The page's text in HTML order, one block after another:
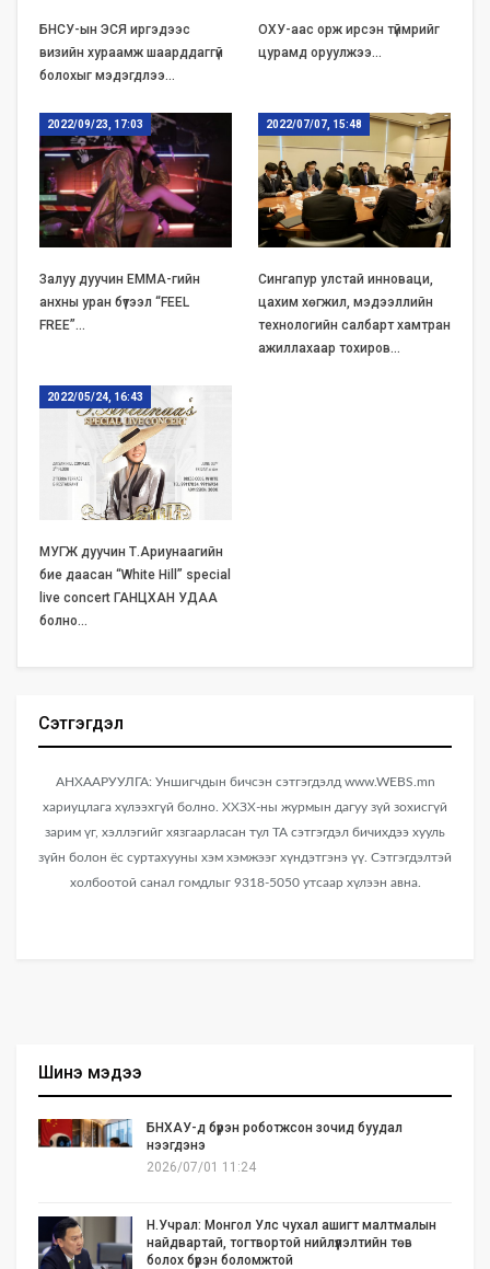
БНСУ-ын ЭСЯ иргэдээс
визийн хураамж шаарддаггүй
болохыг мэдэгдлээ…
ОХУ-аас орж ирсэн түймрийг
цурамд оруулжээ…
2022/09/23, 17:03
Залуу дуучин EMMA-гийн
анхны уран бүтээл “FEEL
FREE”…
2022/07/07, 15:48
Сингапур улстай инноваци,
цахим хөгжил, мэдээллийн
технологийн салбарт хамтран
ажиллахаар тохиров…
2022/05/24, 16:43
МУГЖ дуучин Т.Ариунаагийн
бие даасан “White Hill” special
live concert ГАНЦХАН УДАА
болно…
Сэтгэгдэл
АНХААРУУЛГА: Уншигчдын бичсэн сэтгэгдэлд www.WEBS.mn
хариуцлага хүлээхгүй болно. ХХЗХ-ны журмын дагуу зүй зохисгүй
зарим үг, хэллэгийг хязгаарласан тул ТА сэтгэгдэл бичихдээ хууль
зүйн болон ёс суртахууны хэм хэмжээг хүндэтгэнэ үү. Сэтгэгдэлтэй
холбоотой санал гомдлыг 9318-5050 утсаар хүлээн авна.
Шинэ мэдээ
БНХАУ-д бүрэн роботжсон зочид буудал
нээгдэнэ
2026/07/01 11:24
Н.Учрал: Монгол Улс чухал ашигт малтмалын
найдвартай, тогтвортой нийлүүлэлтийн төв
болох бүрэн боломжтой